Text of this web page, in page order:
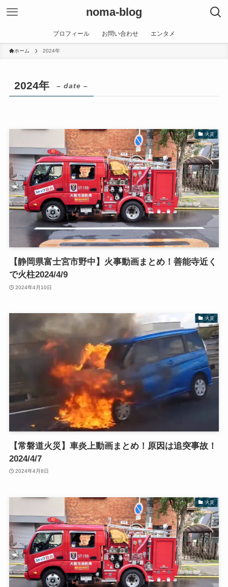
noma-blog
プロフィール お問い合わせ エンタメ
ホーム 2024年
2024年 – date –
火災
【静岡県富士宮市野中】火事動画まとめ！善能寺近く
で火柱2024/4/9
2024年4月10日
火災
【常磐道火災】車炎上動画まとめ！原因は追突事故！
2024/4/7
2024年4月8日
火災